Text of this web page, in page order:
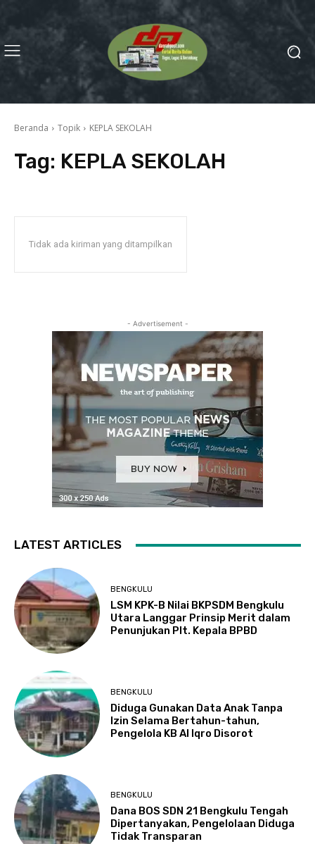
Beranda Topik KEPLA SEKOLAH
Tag: KEPLA SEKOLAH
Tidak ada kiriman yang ditampilkan
- Advertisement -
LATEST ARTICLES
BENGKULU
LSM KPK-B Nilai BKPSDM Bengkulu
Utara Langgar Prinsip Merit dalam
Penunjukan Plt. Kepala BPBD
BENGKULU
Diduga Gunakan Data Anak Tanpa
Izin Selama Bertahun-tahun,
Pengelola KB Al Iqro Disorot
BENGKULU
Dana BOS SDN 21 Bengkulu Tengah
Dipertanyakan, Pengelolaan Diduga
Tidak Transparan